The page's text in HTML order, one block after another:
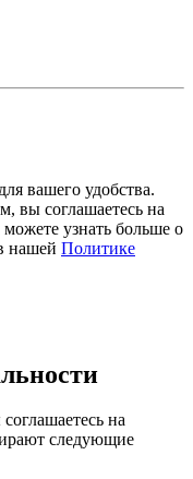
вашего удобства.
вы соглашаетесь на
узнать больше о
нашей Политике
на
следующие